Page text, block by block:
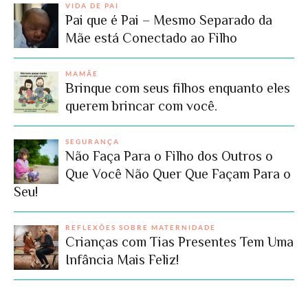
VIDA DE PAI
Pai que é Pai – Mesmo Separado da
Mãe está Conectado ao Filho
MAMÃE
Brinque com seus filhos enquanto eles
querem brincar com você.
SEGURANÇA
Não Faça Para o Filho dos Outros o
Que Você Não Quer Que Façam Para o
Seu!
REFLEXÕES SOBRE MATERNIDADE
Crianças com Tias Presentes Tem Uma
Infância Mais Feliz!